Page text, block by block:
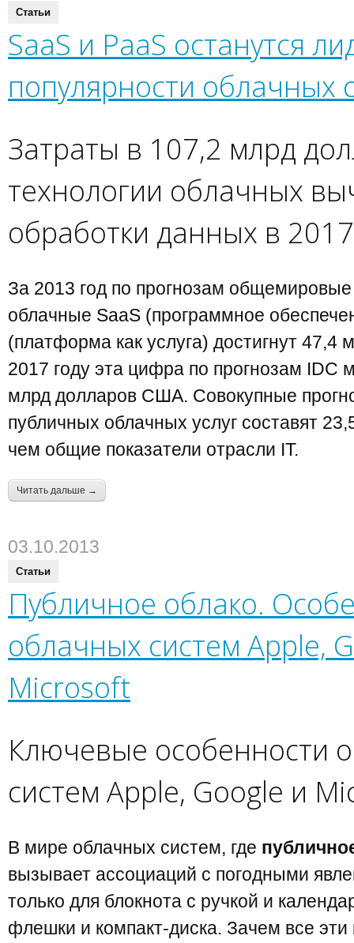
Статьи
SaaS и PaaS останутся
популярности облачных
Затраты в 107,2 млрд
технологии облачных
обработки данных в
За 2013 год по прогнозам
облачные SaaS (программное
(платформа как услуга) достигнут
2017 году эта цифра по прогнозам IDC
млрд долларов США. Совокупные
публичных облачных услуг составят
чем общие показатели отрасли IT.
Читать дальше →
03.10.2013
Статьи
Публичное облако.
облачных систем Apple,
Microsoft
Ключевые особенности
систем Apple, Google и
В мире облачных систем, где
вызывает ассоциаций с погодными
только для блокнота с ручкой и
флешки и компакт-диска. Зачем все